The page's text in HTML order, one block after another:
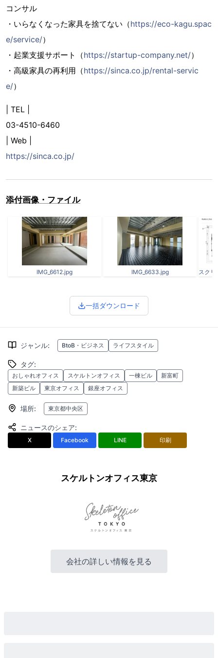
コンサル
・いらなくなった家具を捨てない（https://eco-kagu.spac
e/service/）
・起業支援サポート（https://startup-company.net/）
・高級家具の再利用（https://sinca.co.jp/rental-servic
e/）
| TEL |
03-4510-6460
| Web |
https://sinca.co.jp/
添付画像・ファイル
IMG_6612.jpg IMG_6633.jpg
一括ダウンロード
ジャンル: BtoB・ビジネス ライフスタイル
タグ:
おしゃれオフィス スケルトンオフィス 一棟ビル
新富町
新築ビル
東京オフィス 銀座オフィス
場所: 東京都中央区
ニュースのシェア:
X Facebook LINE 印刷
スケルトンオフィス東京
会社の詳しい情報を見る